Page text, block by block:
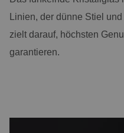
Linien, der dünne Stiel
zielt darauf, höchsten
garantieren.